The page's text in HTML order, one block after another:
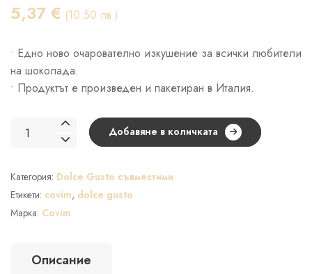
5,37 € (10.50 лв.)
• Едно ново очарователно изкушение за всички любители
на шоколада.
• Продуктът е произведен и пакетиран в Италия.
количество
Cioccolata
–
капсули
Добавяне в количката
Категория: Dolce Gusto съвместими
Етикети: covim, dolce gusto
Марка: Covim
Описание